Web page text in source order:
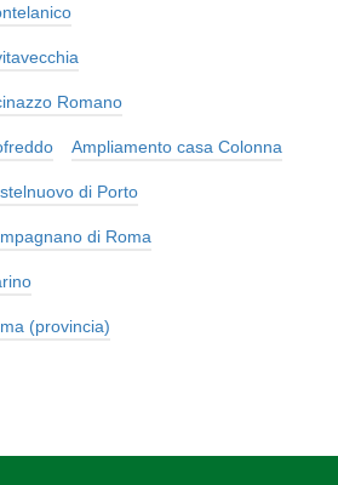
Romano
Ampliamento casa Colonna
di Porto
di Roma
(provincia)